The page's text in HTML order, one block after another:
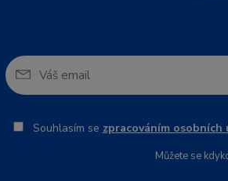
Souhlasím se zpracováním osobních
Můžete se